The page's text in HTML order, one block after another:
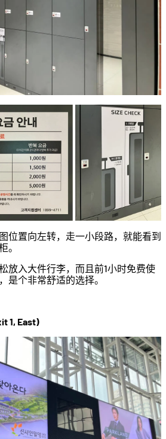
位置向左转，走一小段路，就能看到
。
放入大件行李，而且前1小时免费使
是个非常舒适的选择。
1, East)